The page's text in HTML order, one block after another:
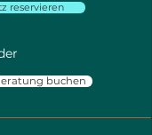
reservieren
buchen